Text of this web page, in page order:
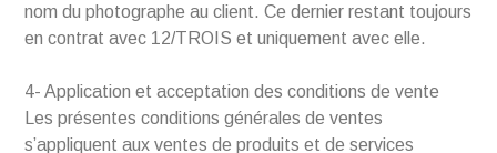
nom du photographe au client. Ce dernier restant toujours
en contrat avec 12/TROIS et uniquement avec elle.
4- Application et acceptation des conditions de vente
Les présentes conditions générales de ventes
s’appliquent aux ventes de produits et de services